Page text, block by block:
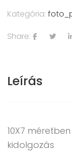
Kategória:
Share:
Leírás
10X7
kidolgozás